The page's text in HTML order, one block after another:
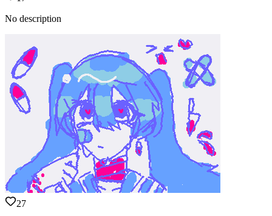
No description
27